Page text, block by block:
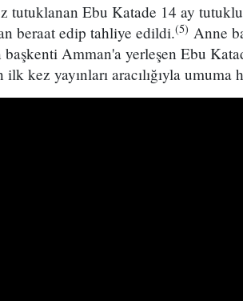
tutuklanan Ebu Katade 14 ay
beraat edip tahliye edildi.(5) Anne
başkenti Amman'a yerleşen Ebu
ilk kez yayınları aracılığıyla